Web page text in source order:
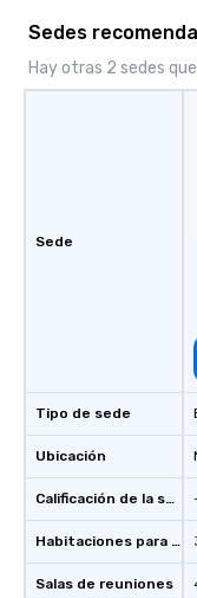
problem – we can
scavenger hunt on
and with little time
are designed for
groups. There is no
can’t handle! We
pricing options to
and the specific
Perfect for
Sedes
Hay otras 2 sedes
Sede
Tipo de sede
Ubicación
Calificación de la sede
Habitaciones para huéspedes
Salas de reuniones